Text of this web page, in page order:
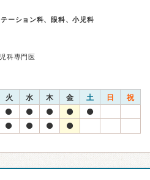
ーション科、眼科、小児科
科専門医
火 水 木 金 土 日 祝